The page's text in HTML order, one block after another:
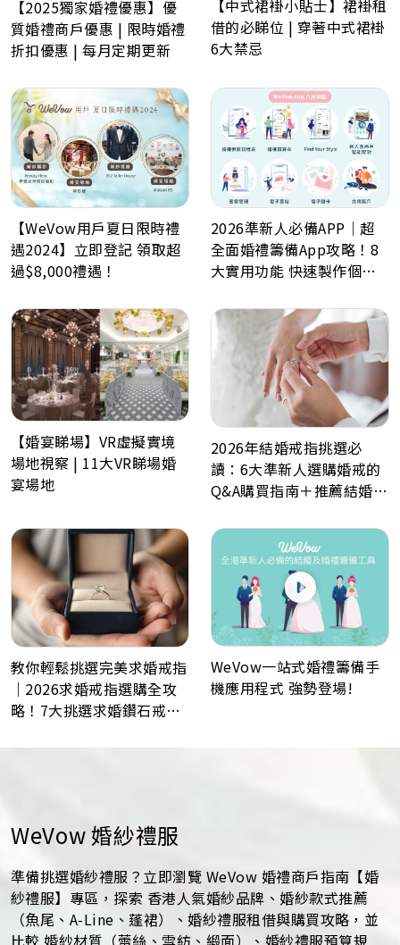
【2025獨家婚禮優惠】優
質婚禮商戶優惠 | 限時婚禮
折扣優惠 | 每月定期更新
【中式裙褂小貼士】裙褂租
借的必睇位 | 穿著中式裙褂
6大禁忌
【WeVow用戶夏日限時禮
遇2024】立即登記 領取超
過$8,000禮遇！
2026準新人必備APP｜超
全面婚禮籌備App攻略！8
大實用功能 快速製作個人
數日程表、預算表、婚禮商
戶一鍵查詢
【婚宴睇場】VR虛擬實境
場地視察 | 11大VR睇場婚
宴場地
2026年結婚戒指挑選必
讀：6大準新人選購婚戒的
Q&A購買指南＋推薦結婚戒
教你輕鬆挑選完美求婚戒指
｜2026求婚戒指選購全攻
略！7大挑選求婚鑽石戒指
WeVow一站式婚禮籌備手
機應用程式 強勢登場!
WeVow 婚紗禮服
準備挑選婚紗禮服？立即瀏覽 WeVow 婚禮商戶指南【婚
紗禮服】專區，探索 香港人氣婚紗品牌、婚紗款式推薦
（魚尾、A-Line、蓬裙）、婚紗禮服租借與購買攻略，並
比較 婚紗材質（蕾絲、雪紡、緞面）、婚紗禮服預算規